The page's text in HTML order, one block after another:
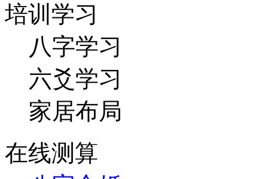
培训学习
八字学习
六爻学习
家居布局
在线测算